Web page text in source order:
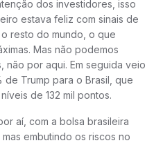
dos investidores, isso
estava feliz com sinais de
resto do mundo, o que
Mas não podemos
não por aqui. Em seguida veio
Trump para o Brasil, que
de 132 mil pontos.
aí, com a bolsa brasileira
embutindo os riscos no